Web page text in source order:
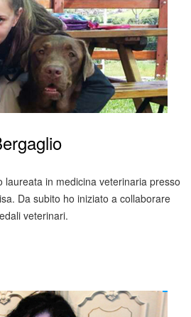
laureata in medicina veterinaria presso
Da subito ho iniziato a collaborare
veterinari.